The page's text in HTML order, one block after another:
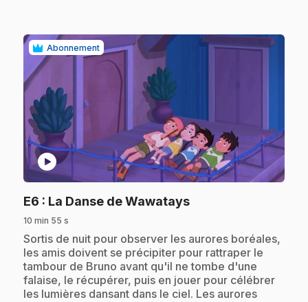
Abonnement
play_circle
E6 : La Danse de Wawatays.
10 min 55 s
.Sortis de nuit pour observer les aurores boréales,
les amis doivent se précipiter pour rattraper le
tambour de Bruno avant qu'il ne tombe d'une
falaise, le récupérer, puis en jouer pour célébrer
les lumières dansant dans le ciel. Les aurores